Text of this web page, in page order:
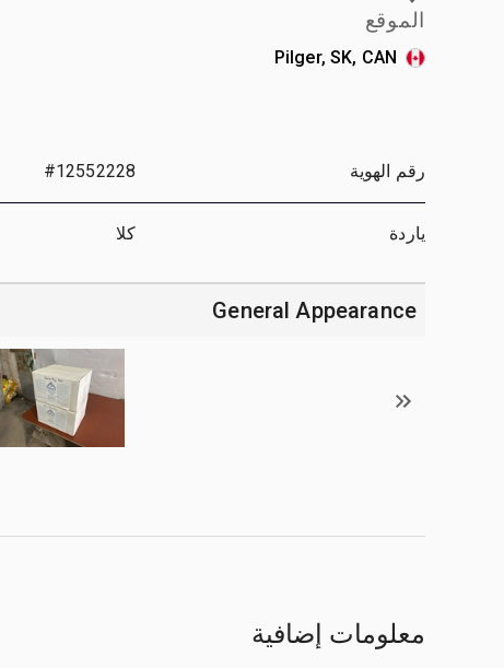
الموقع
Pilger, SK, CAN
رقم الهوية #12552228
ياردة كلا
General Appearance
معلومات إضافية